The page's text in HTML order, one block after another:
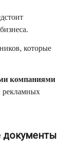
которые
компаниями
рекламных
документы